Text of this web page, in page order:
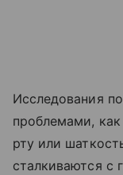
Исследования
проблемами,
рту или
сталкиваются с